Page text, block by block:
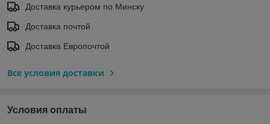
Доставка курьером по Минску
Доставка почтой
Доставка Европочтой
Все условия доставки
Условия оплаты